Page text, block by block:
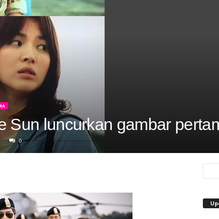
Sun luncurkan gambar
0